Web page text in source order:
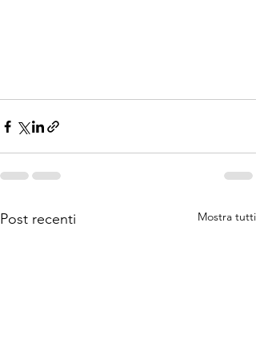
Post recenti Mostra tutti